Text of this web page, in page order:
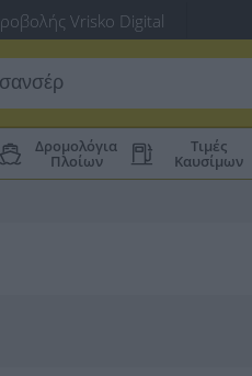
Vrisko Digital
Δρομολόγια
Πλοίων
Τιμές
Καυσίμων